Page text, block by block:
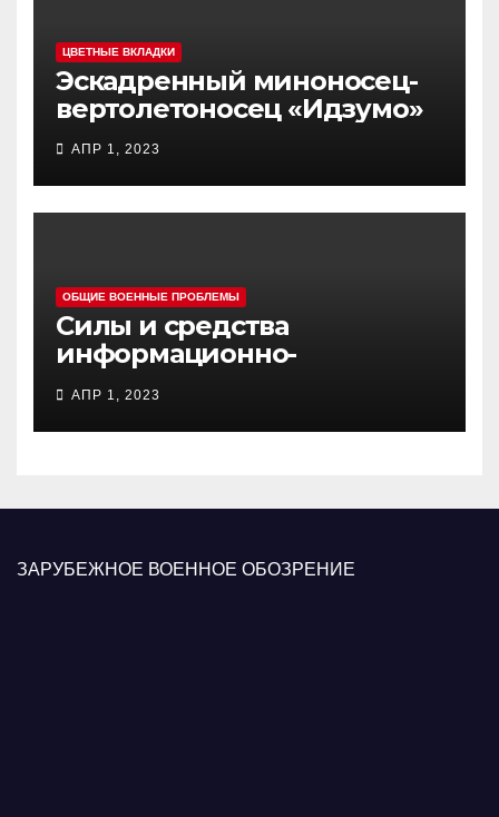
ЦВЕТНЫЕ ВКЛАДКИ
Эскадренный миноносец-
вертолетоносец «Идзумо»
АПР 1, 2023
ОБЩИЕ ВОЕННЫЕ ПРОБЛЕМЫ
Силы и средства
информационно-
вооруженных сил Украины
АПР 1, 2023
ЗАРУБЕЖНОЕ ВОЕННОЕ ОБОЗРЕНИЕ